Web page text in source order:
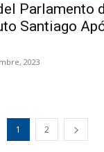
Parlamento
Santiago
2023
1 2